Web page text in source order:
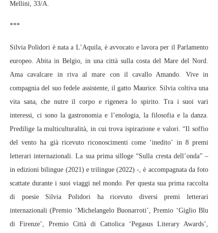
Mellini, 33/A.
***
Silvia Polidori è nata a L’Aquila, è avvocato e lavora per il Parlamento
europeo. Abita in Belgio, in una città sulla costa del Mare del Nord.
Ama cavalcare in riva al mare con il cavallo Amando. Vive in
compagnia del suo fedele assistente, il gatto Maurice. Silvia coltiva una
vita sana, che nutre il corpo e rigenera lo spirito. Tra i suoi vari
interessi, ci sono la gastronomia e l’enologia, la filosofia e la danza.
Predilige la multiculturalità, in cui trova ispirazione e valori. “Il soffio
del vento ha già ricevuto riconoscimenti come ‘inedito’ in 8 premi
letterari internazionali. La sua prima silloge “Sulla cresta dell’onda” –
in edizioni bilingue (2021) e trilingue (2022) -, è accompagnata da foto
scattate durante i suoi viaggi nel mondo. Per questa sua prima raccolta
di poesie Silvia Polidori ha ricevuto diversi premi letterari
internazionali (Premio ‘Michelangelo Buonarroti’, Premio ‘Giglio Blu
di Firenze’, Premio Città di Cattolica ‘Pegasus Literary Awards’,